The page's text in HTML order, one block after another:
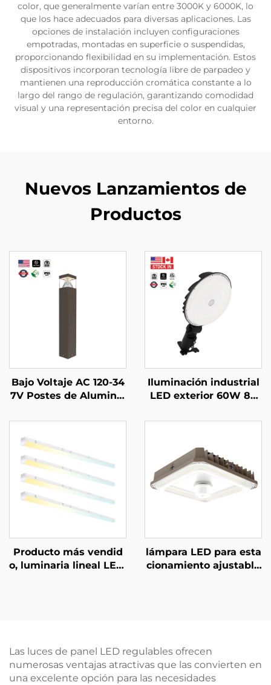
color, que generalmente varían entre 3000K y 6000K, lo
que los hace adecuados para diversas aplicaciones. Las
opciones de instalación incluyen configuraciones
empotradas, montadas en superficie o suspendidas,
proporcionando flexibilidad en su implementación. Estos
dispositivos incorporan tecnología libre de parpadeo y
mantienen una reproducción cromática constante a lo
largo del rango de regulación, garantizando comodidad
visual y una representación precisa del color en cualquier
entorno.
Nuevos Lanzamientos de
Productos
Bajo Voltaje AC 120-34
7V Postes de Aluminio
W 19W 24W Luces de
Jardín LED Exteriores
para Caminos y Sende
Iluminación industrial
LED exterior 60W 80
aves, aparcamientos s
túneles, 35K/40K/50K,
venta directa de fábric
a
Producto más vendid
o, luminaria lineal LED,
lámpara LED para esta
cionamiento ajustable
Las luces de panel LED regulables ofrecen
numerosas ventajas atractivas que las convierten en
una excelente opción para las necesidades